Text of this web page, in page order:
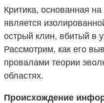
Критика, основанная
является
острый клин, вбитый в
Рассмотрим, как его
провалами теории
областях.
Происхождение